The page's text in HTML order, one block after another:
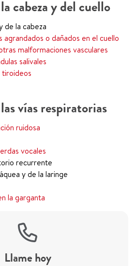
cabeza y del cuello
de la cabeza
agrandados o dañados en el cuello
malformaciones vasculares
salivales
tiroideos
vías respiratorias
ruidosa
vocales
recurrente
y de la laringe
la garganta
Llame hoy